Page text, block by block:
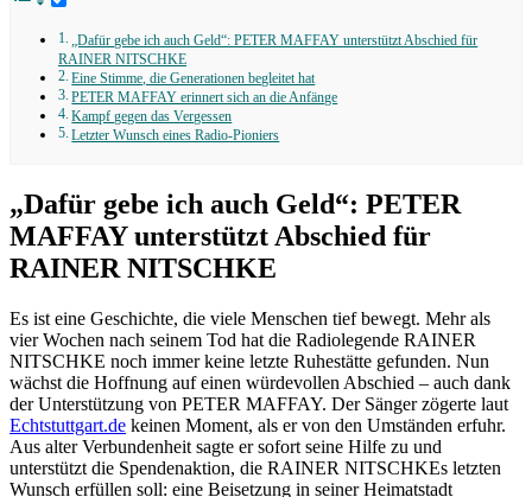
„Dafür gebe ich auch Geld“: PETER MAFFAY unterstützt Abschied für
RAINER NITSCHKE
Eine Stimme, die Generationen begleitet hat
PETER MAFFAY erinnert sich an die Anfänge
Kampf gegen das Vergessen
Letzter Wunsch eines Radio-Pioniers
„Dafür gebe ich auch Geld“: PETER
MAFFAY unterstützt Abschied für
RAINER NITSCHKE
Es ist eine Geschichte, die viele Menschen tief bewegt. Mehr als
vier Wochen nach seinem Tod hat die Radiolegende RAINER
NITSCHKE noch immer keine letzte Ruhestätte gefunden. Nun
wächst die Hoffnung auf einen würdevollen Abschied – auch dank
der Unterstützung von PETER MAFFAY. Der Sänger zögerte laut
Echtstuttgart.de keinen Moment, als er von den Umständen erfuhr.
Aus alter Verbundenheit sagte er sofort seine Hilfe zu und
unterstützt die Spendenaktion, die RAINER NITSCHKEs letzten
Wunsch erfüllen soll: eine Beisetzung in seiner Heimatstadt